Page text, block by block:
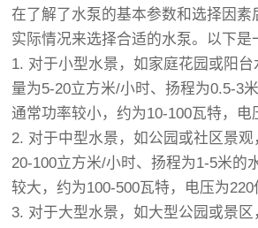
在了解了水泵的基本参数和选择因素
实际情况来选择合适的水泵。以下是
1. 对于小型水景，如家庭花园或阳
量为5-20立方米/小时、扬程为0.5-3
通常功率较小，约为10-100瓦特，电
2. 对于中型水景，如公园或社区景
20-100立方米/小时、扬程为1-5米的
较大，约为100-500瓦特，电压为220
3. 对于大型水景，如大型公园或景区